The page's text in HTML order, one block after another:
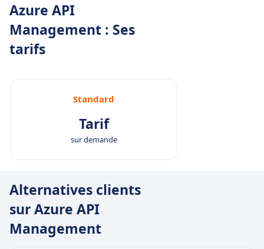
gestion des clés et quotas.
Analyse opérationnelle avancée
sur l’utilisation, les performances et les
Azure API
Management : Ses
tarifs
Standard
Tarif
sur demande
Alternatives clients
sur Azure API
Management